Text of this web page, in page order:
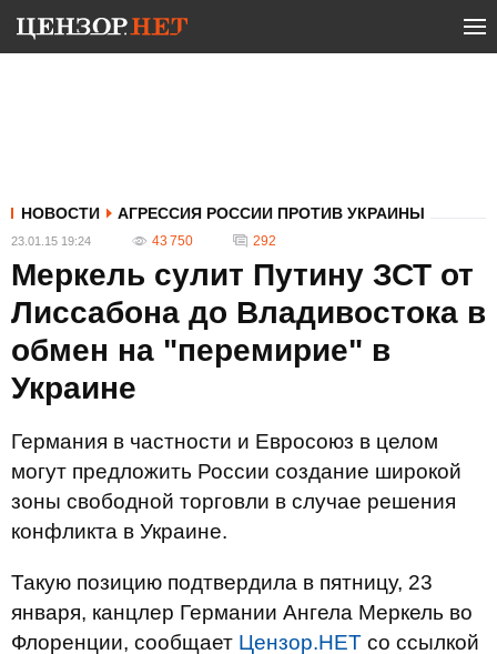
НОВОСТИ АГРЕССИЯ РОССИИ ПРОТИВ УКРАИНЫ
23.01.15 19:24 43 750 292
Меркель сулит Путину ЗСТ от
Лиссабона до Владивостока в
обмен на "перемирие" в
Украине
Германия в частности и Евросоюз в целом
могут предложить России создание широкой
зоны свободной торговли в случае решения
конфликта в Украине.
Такую позицию подтвердила в пятницу, 23
января, канцлер Германии Ангела Меркель во
Флоренции, сообщает Цензор.НЕТ со ссылкой